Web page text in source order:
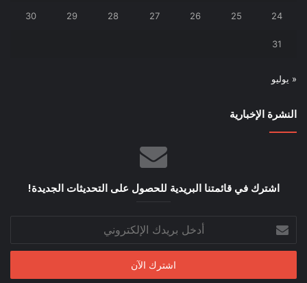
24
25
26
27
28
29
30
31
« يوليو
النشرة الإخبارية
اشترك في قائمتنا البريدية للحصول على التحديثات الجديدة!
بريدك
الإلكتروني